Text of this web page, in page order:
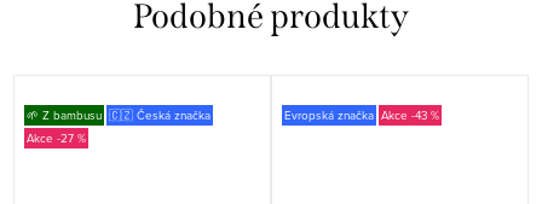
🌱 Z bambusu 🇨🇿 Česká značka
-27 %
Evropská značka -43 %